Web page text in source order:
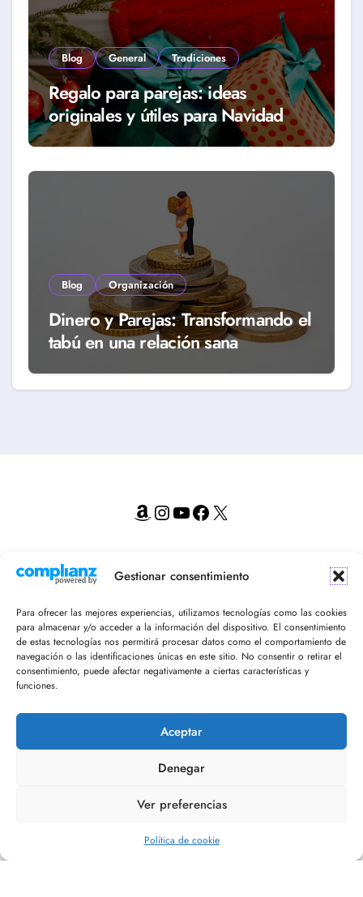
Gestionar consentimiento
Para ofrecer las mejores experiencias, utilizamos tecnologías como las cookies
para almacenar y/o acceder a la información del dispositivo. El consentimiento
de estas tecnologías nos permitirá procesar datos como el comportamiento de
navegación o las identificaciones únicas en este sitio. No consentir o retirar el
consentimiento, puede afectar negativamente a ciertas características y
funciones.
Aceptar
Denegar
Ver preferencias
Política de cookie
Blog General Tradiciones
Regalo para parejas: ideas
originales y útiles para Navidad
Blog Organización
Dinero y Parejas: Transformando el
tabú en una relación sana
Amazon
Instagram
YouTube
Facebook
X
¡Recibe en tu email nuestro newsletter!
Editorial Refugio